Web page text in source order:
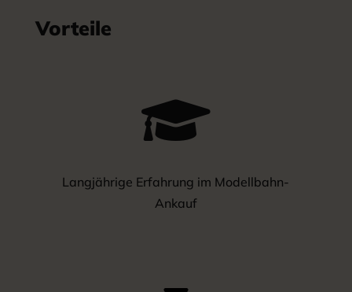
Vorteile

Langjährige Erfahrung im Modellbahn-
Ankauf